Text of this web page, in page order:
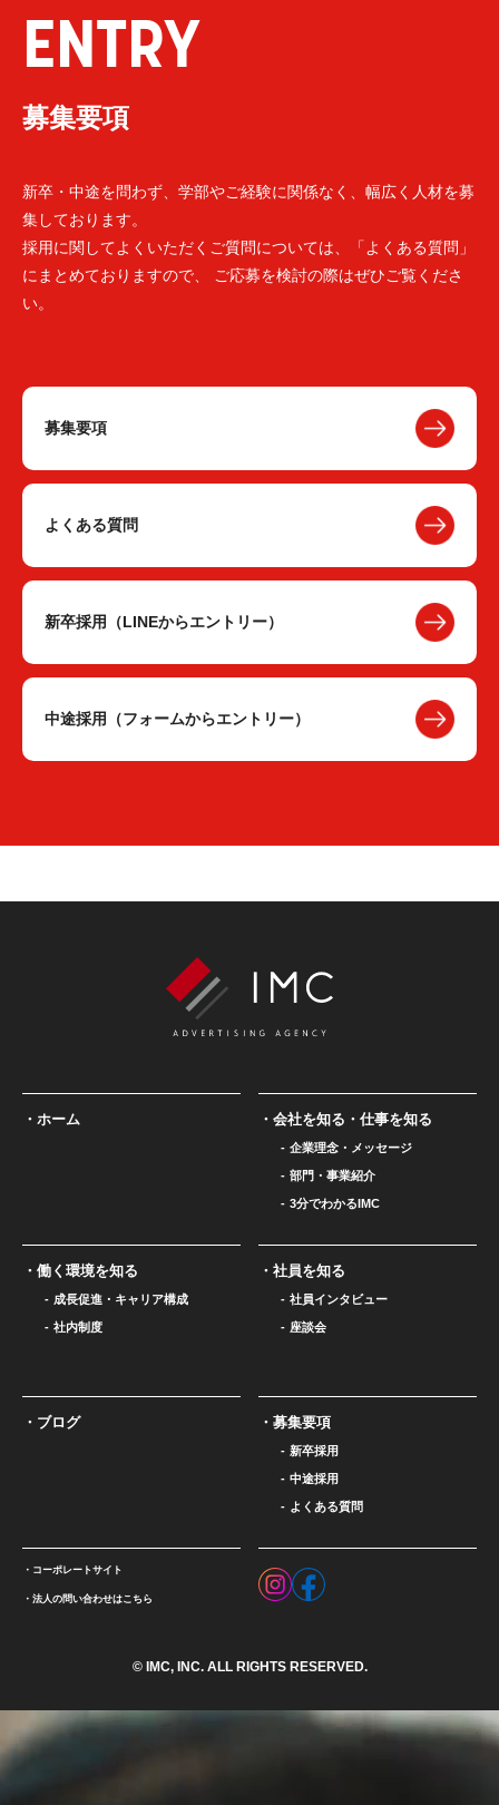
ENTRY
募集要項
新卒・中途を問わず、学部やご経験に関係なく、幅広く人材を募
集しております。
採用に関してよくいただくご質問については、「よくある質問」
にまとめておりますので、 ご応募を検討の際はぜひご覧くださ
い。
募集要項
よくある質問
新卒採用（LINEからエントリー）
中途採用（フォームからエントリー）
ホーム 会社を知る・仕事を知る
企業理念・メッセージ
部門・事業紹介
3分でわかるIMC
働く環境を知る
成長促進・キャリア構成
社内制度
社員を知る
社員インタビュー
座談会
ブログ 募集要項
新卒採用
中途採用
よくある質問
コーポレートサイト
法人の問い合わせはこちら
© IMC, INC. ALL RIGHTS RESERVED.